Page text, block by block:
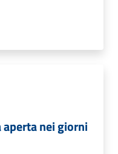
aperta nei giorni